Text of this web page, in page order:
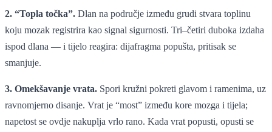
2. “Topla točka”. Dlan na područje između grudi stvara toplinu
koju mozak registrira kao signal sigurnosti. Tri–četiri duboka izdaha
ispod dlana — i tijelo reagira: dijafragma popušta, pritisak se
smanjuje.
3. Omekšavanje vrata. Spori kružni pokreti glavom i ramenima, uz
ravnomjerno disanje. Vrat je “most” između kore mozga i tijela;
napetost se ovdje nakuplja vrlo rano. Kada vrat popusti, opusti se